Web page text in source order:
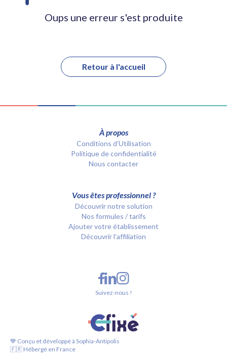
Oups une erreur s'est produite
Retour à l'accueil
À propos
Conditions d’Utilisation
Politique de confidentialité
Nous contacter
Vous êtes professionnel ?
Découvrir notre solution
Nos formules / tarifs
Ajouter votre établissement
Découvrir l'affiliation
💙 Conçu et développé à Sophia-Antipolis
🇫🇷 Hébergé en France
Suivez-nous !